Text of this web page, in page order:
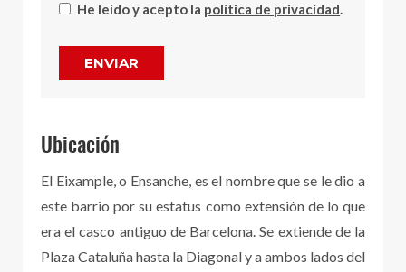
He leído y acepto la política de privacidad.
ENVIAR
Ubicación
El Eixample, o Ensanche, es el nombre que se le dio a
este barrio por su estatus como extensión de lo que
era el casco antiguo de Barcelona. Se extiende de la
Plaza Cataluña hasta la Diagonal y a ambos lados del